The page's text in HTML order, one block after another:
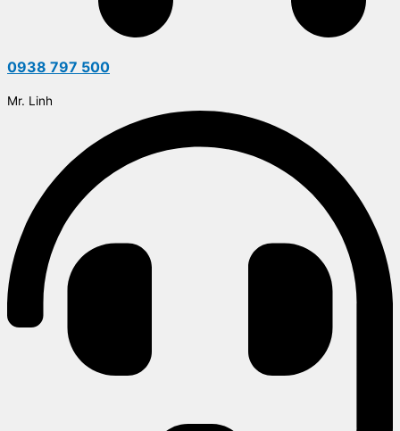
0938 797 500
Mr. Linh